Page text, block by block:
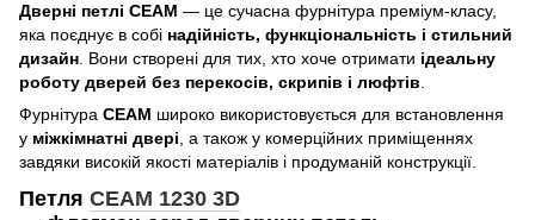
Дверні петлі CEAM — це сучасна фурнітура преміум-класу,
яка поєднує в собі надійність, функціональність і стильний
дизайн . Вони створені для тих, хто хоче отримати ідеальну
роботу дверей без перекосів, скрипів і люфтів
Фурнітура CEAM широко використовується для встановлення
у міжкімнатні двері , а також у комерційних приміщеннях
завдяки високій якості матеріалів і продуманій конструкції.
Петля CEAM 1230 3D